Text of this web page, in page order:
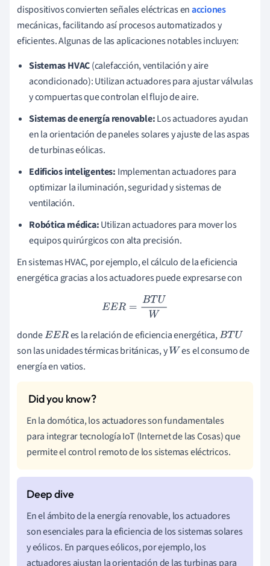
dispositivos convierten señales eléctricas enacciones
mecánicas, facilitando así procesos automatizados y
eficientes. Algunas de las aplicaciones notables incluyen:
Sistemas HVAC(calefacción, ventilación y aire
acondicionado): Utilizan actuadores para ajustar válvulas
y compuertas que controlan el flujo de aire.
Sistemas de energía renovable:Los actuadores ayudan
en la orientación de paneles solares y ajuste de las aspas
de turbinas eólicas.
Edificios inteligentes: Implementan actuadores para
optimizar la iluminación, seguridad y sistemas de
ventilación.
Robótica médica:Utilizan actuadores para mover los
equipos quirúrgicos con alta precisión.
En sistemas HVAC, por ejemplo, el cálculo de la eficiencia
energética gracias a los actuadores puede expresarse con
EER =B TUW
dondeEER es la relación de eficiencia energética,BTU
son las unidades térmicas británicas, yW es el consumo de
energía en vatios.
En la domótica, los actuadores son fundamentales
para integrar tecnología IoT (Internet de las Cosas) que
permite el control remoto de los sistemas eléctricos.
En el ámbito de la energía renovable, los actuadores
son esenciales para la eficiencia de los sistemas solares
y eólicos. En parques eólicos, por ejemplo, los
actuadores ajustan la orientación de las turbinas para